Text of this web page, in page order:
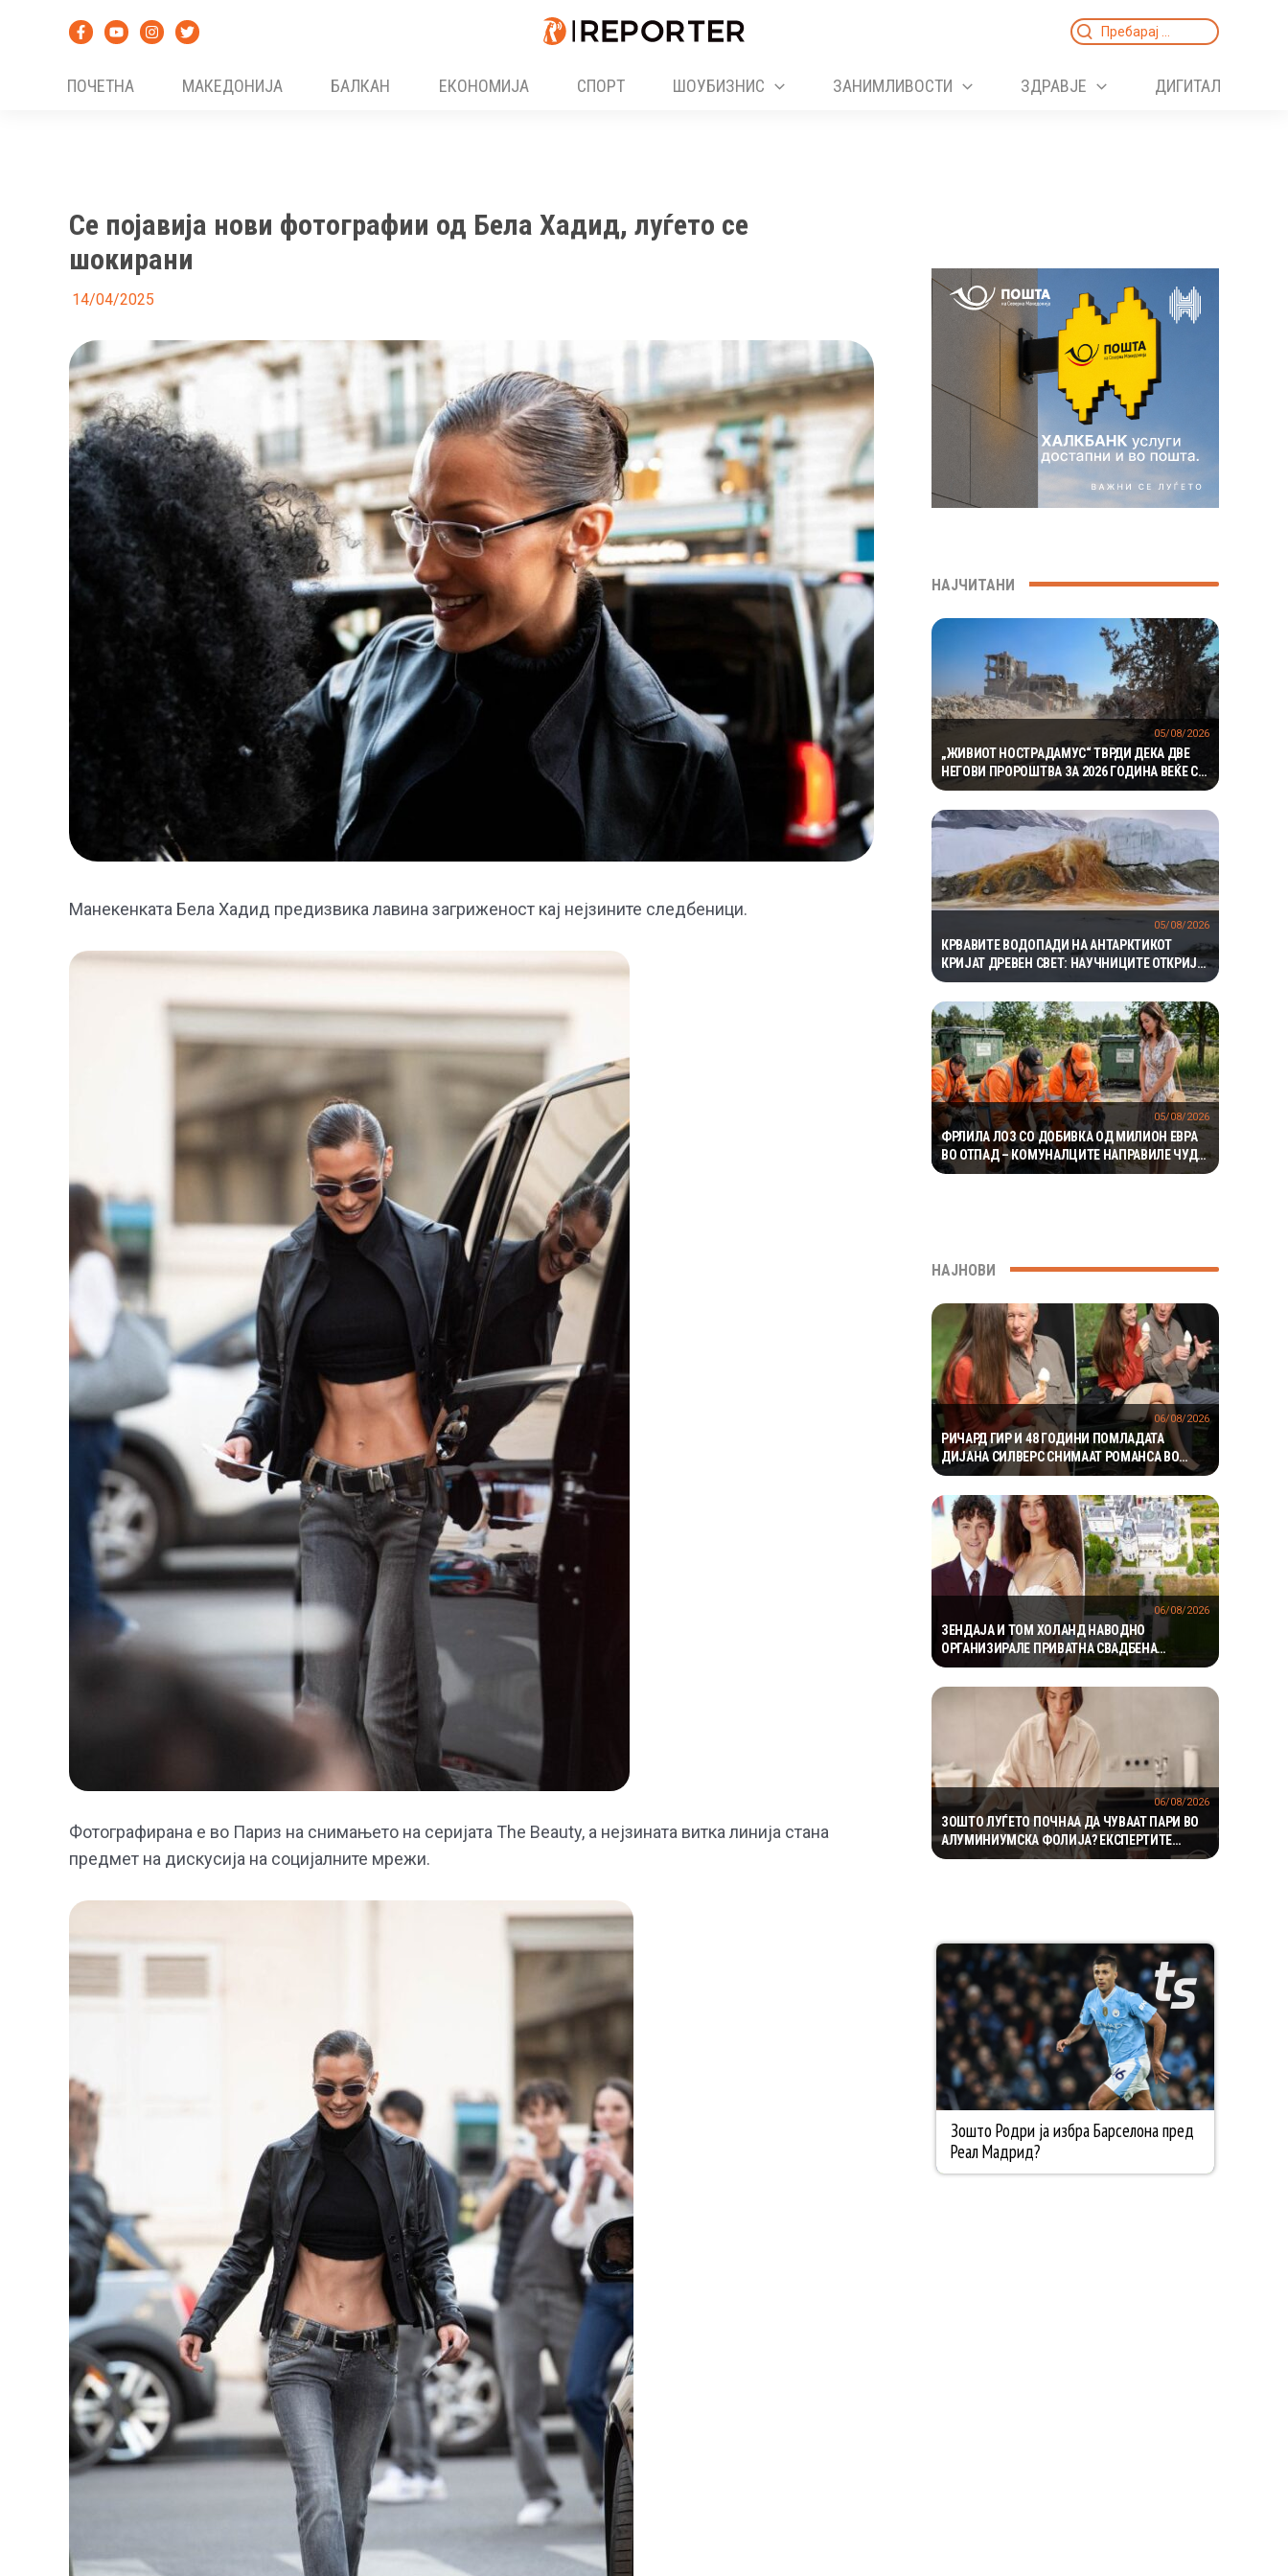
Search
ПОЧЕТНА
МАКЕДОНИЈА БАЛКАН ЕКОНОМИЈА СПОРТ ШОУБИЗНИС ЗАНИМЛИВОСТИ ЗДРАВЈЕ ДИГИТАЛ
Се појавија нови фотографии од Бела Хадид, луѓето се
шокирани
14/04/2025
Манекенката Бела Хадид предизвика лавина загриженост кај нејзините следбеници.
Фотографирана е во Париз на снимањето на серијата The Beauty, а нејзината витка линија стана
предмет на дискусија на социјалните мрежи.
НАЈЧИТАНИ
„ЖИВИОТ НОСТРАДАМУС“ ТВРДИ ДЕКА ДВЕ
НЕГОВИ ПРОРОШТВА ЗА 2026 ГОДИНА ВЕЌЕ СЕ
ОСТВАРИЛЕ – СЕГА ПРЕДУПРЕДУВА НА ТРЕТО
05/08/2026
КРВАВИТЕ ВОДОПАДИ НА АНТАРКТИКОТ
КРИЈАТ ДРЕВЕН СВЕТ: НАУЧНИЦИТЕ ОТКРИЈА
ЕКОСИСТЕМ ИЗОЛИРАН ПОВЕЌЕ ОД 1,5
МИЛИОНИ ГОДИНИ
05/08/2026
ФРЛИЛА ЛОЗ СО ДОБИВКА ОД МИЛИОН ЕВРА
ВО ОТПАД – КОМУНАЛЦИТЕ НАПРАВИЛЕ ЧУДО
ЗА ДА ГО ПРОНАЈДАТ
05/08/2026
НАЈНОВИ
РИЧАРД ГИР И 48 ГОДИНИ ПОМЛАДАТА
ДИЈАНА СИЛВЕРС СНИМААТ РОМАНСА ВО
ЊУЈОРК
06/08/2026
ЗЕНДАЈА И ТОМ ХОЛАНД НАВОДНО
ОРГАНИЗИРАЛЕ ПРИВАТНА СВАДБЕНА
ПРОСЛАВА ВО АНГЛИЈА, ОТКАКО ТАЈНО СЕ
ВЕНЧАЛЕ
06/08/2026
ЗОШТО ЛУЃЕТО ПОЧНАА ДА ЧУВААТ ПАРИ ВО
АЛУМИНИУМСКА ФОЛИЈА? ЕКСПЕРТИТЕ
ОТКРИВААТ ДАЛИ ТРИКОТ НАВИСТИНА
06/08/2026